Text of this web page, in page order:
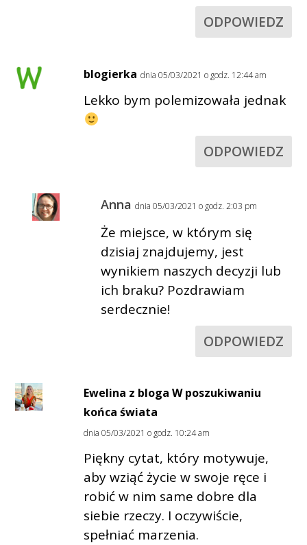
ODPOWIEDZ
blogierka dnia 05/03/2021 o godz. 12:44 am
Lekko bym polemizowała jednak
ODPOWIEDZ
Anna dnia 05/03/2021 o godz. 2:03 pm
Że miejsce, w którym się
dzisiaj znajdujemy, jest
wynikiem naszych decyzji lub
ich braku? Pozdrawiam
serdecznie!
ODPOWIEDZ
Ewelina z bloga W poszukiwaniu
końca świata
dnia 05/03/2021 o godz. 10:24 am
Piękny cytat, który motywuje,
aby wziąć życie w swoje ręce i
robić w nim same dobre dla
siebie rzeczy. I oczywiście,
spełniać marzenia.